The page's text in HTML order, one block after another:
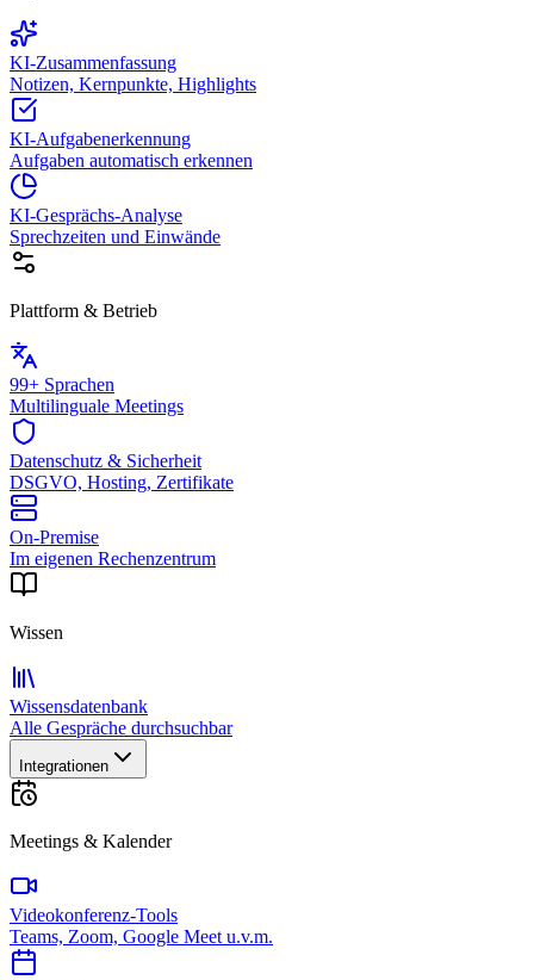
KI-Zusammenfassung
Notizen, Kernpunkte, Highlights
KI-Aufgabenerkennung
Aufgaben automatisch erkennen
KI-Gesprächs-Analyse
Sprechzeiten und Einwände
Plattform & Betrieb
99+ Sprachen
Multilinguale Meetings
Datenschutz & Sicherheit
DSGVO, Hosting, Zertifikate
On-Premise
Im eigenen Rechenzentrum
Wissen
Wissensdatenbank
Alle Gespräche durchsuchbar
Integrationen
Meetings & Kalender
Videokonferenz-Tools
Teams, Zoom, Google Meet u.v.m.